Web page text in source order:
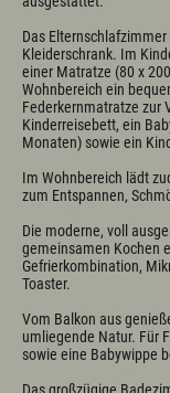
Das
Kleiderschrank. Im
einer Matratze (80 x
Wohnbereich ein
Federkernmatratze zur
Kinderreisebett, ein
Monaten) sowie ein
Im Wohnbereich lädt
zum Entspannen,
Die moderne, voll
gemeinsamen Kochen
Gefrierkombination,
Toaster.
Vom Balkon aus
umliegende Natur. Für
sowie eine Babywippe